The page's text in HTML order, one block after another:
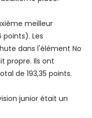
meilleur
points). Les
dans l'élément No
propre. Ils ont
de 193,35 points.
junior était un